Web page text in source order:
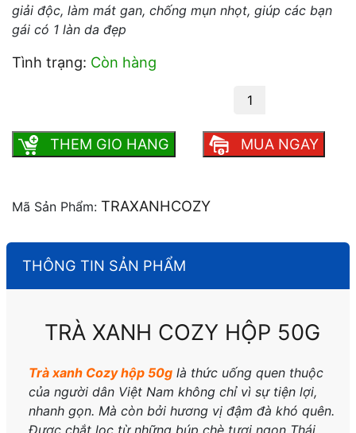
giải độc, làm mát gan, chống mụn nhọt, giúp các bạn
gái có 1 làn da đẹp
Tình trạng: Còn hàng
THEM GIO HANG MUA NGAY
Mã Sản Phẩm: TRAXANHCOZY
THÔNG TIN SẢN PHẨM
TRÀ XANH COZY HỘP 50G
Trà xanh Cozy hộp 50g là thức uống quen thuộc
của người dân Việt Nam không chỉ vì sự tiện lợi,
nhanh gọn. Mà còn bởi hương vị đậm đà khó quên.
Được chắt lọc từ những búp chè tươi ngon Thái